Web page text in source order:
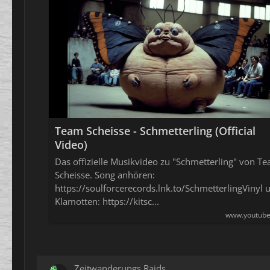
Team Scheisse - Schmetterling (Official
Video)
Das offizielle Musikvideo zu "Schmetterling" von
Scheisse. Song anhören:
https://soulforcerecords.lnk.to/SchmetterlingVinyl
Klamotten: https://kitsc...